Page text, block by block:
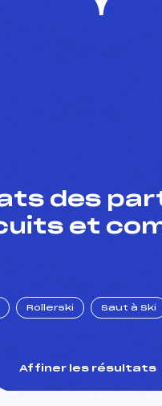
des
et
Rollerski Saut à Ski
Affiner les résultats